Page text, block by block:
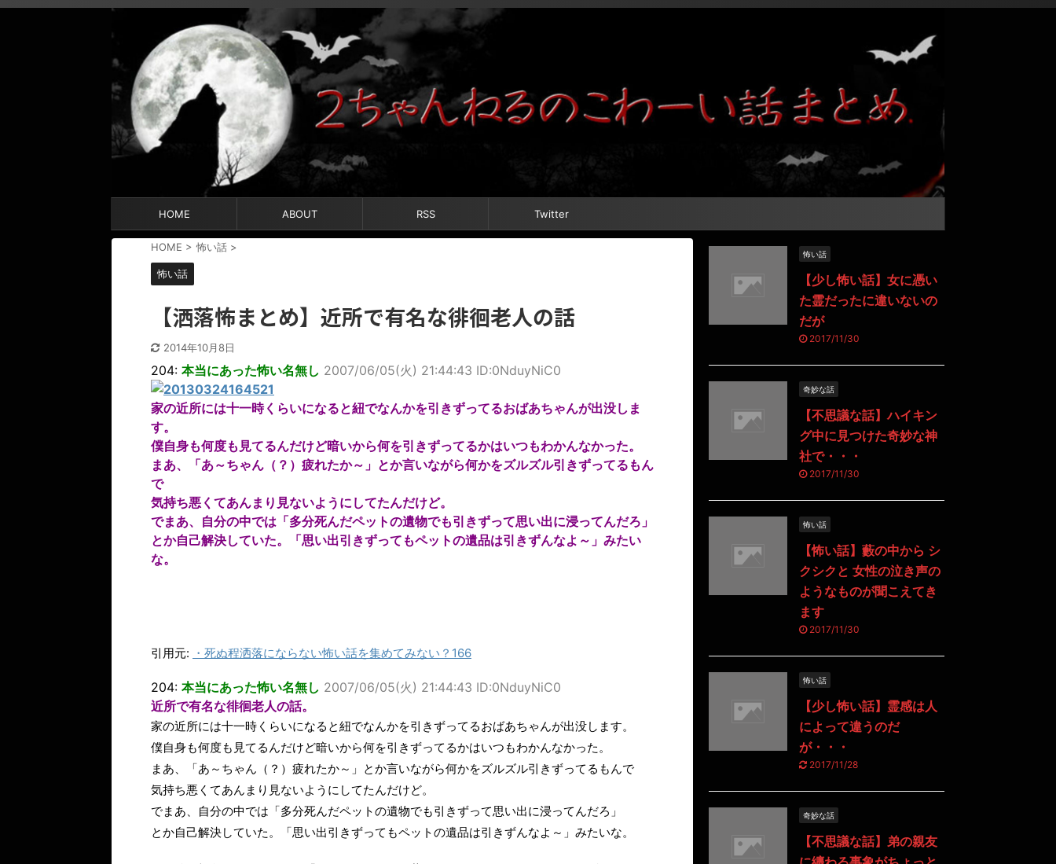
HOME ABOUT RSS Twitter
HOME > 怖い話 >
怖い話
【洒落怖まとめ】近所で有名な徘徊老人の話
2014年10月8日
204: 本当にあった怖い名無し 2007/06/05(火) 21:44:43 ID:0NduyNiC0
家の近所には十一時くらいになると紐でなんかを引きずってるおばあちゃんが出没しま
す。
僕自身も何度も見てるんだけど暗いから何を引きずってるかはいつもわかんなかった。
まあ、「あ～ちゃん（？）疲れたか～」とか言いながら何かをズルズル引きずってるもん
で
気持ち悪くてあんまり見ないようにしてたんだけど。
でまあ、自分の中では「多分死んだペットの遺物でも引きずって思い出に浸ってんだろ」
とか自己解決していた。「思い出引きずってもペットの遺品は引きずんなよ～」みたい
な。
引用元: ・ 死ぬ程洒落にならない怖い話を集めてみない？166
204: 本当にあった怖い名無し 2007/06/05(火) 21:44:43 ID:0NduyNiC0
近所で有名な徘徊老人の話。
家の近所には十一時くらいになると紐でなんかを引きずってるおばあちゃんが出没します。
僕自身も何度も見てるんだけど暗いから何を引きずってるかはいつもわかんなかった。
まあ、「あ～ちゃん（？）疲れたか～」とか言いながら何かをズルズル引きずってるもんで
気持ち悪くてあんまり見ないようにしてたんだけど。
でまあ、自分の中では「多分死んだペットの遺物でも引きずって思い出に浸ってんだろ」
とか自己解決していた。「思い出引きずってもペットの遺品は引きずんなよ～」みたいな。
怖い話
【少し怖い話】女に憑い
た霊だったに違いないの
だが
2017/11/30
奇妙な話
【不思議な話】ハイキン
グ中に見つけた奇妙な神
社で・・・
2017/11/30
怖い話
【怖い話】藪の中から シ
クシクと 女性の泣き声の
ようなものが聞こえてき
ます
2017/11/30
怖い話
【少し怖い話】霊感は人
によって違うのだ
が・・・
2017/11/28
奇妙な話
【不思議な話】弟の親友